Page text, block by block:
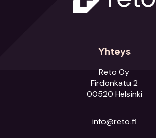
Yhteys
Reto Oy
Firdonkatu 2
00520 Helsinki
info@reto.fi